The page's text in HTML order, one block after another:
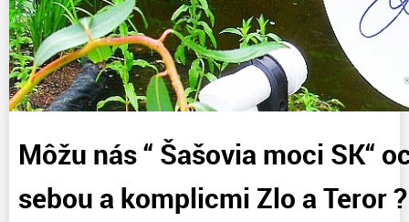
Zoznam blogov
Komerčné blogy
Nemôžu,
Môžu nás “ Šašovia moci SK“
sebou a komplicmi Zlo a Teror